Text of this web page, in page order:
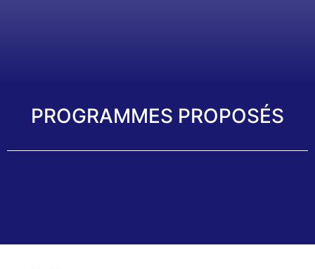
PROGRAMMES PROPOSÉS